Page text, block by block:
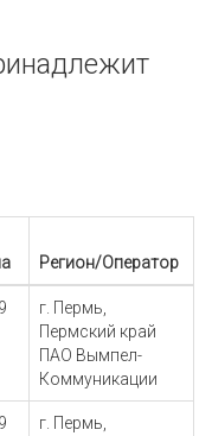
Регион/Оператор
г. Пермь,
Пермский край
ПАО Вымпел-
Коммуникации
г. Пермь,